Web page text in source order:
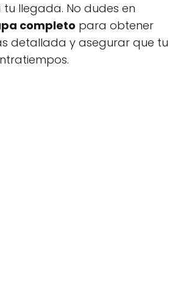
llegada. No dudes en
completo para obtener
detallada y asegurar que tu